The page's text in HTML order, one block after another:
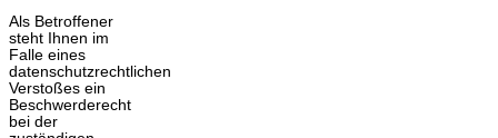
Als Betroffener
steht Ihnen im
Falle eines
datenschutzrechtlichen
Verstoßes ein
Beschwerderecht
bei der